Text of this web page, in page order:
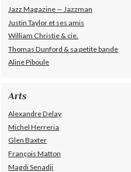
Jazz Magazine — Jazzman
Justin Taylor et ses amis
William Christie & cie.
Thomas Dunford & sa petite bande
Aline Piboule
Arts
Alexandre Delay
Michel Herreria
Glen Baxter
François Matton
Magdi Senadji